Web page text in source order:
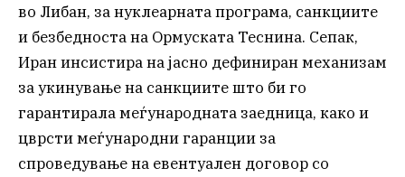
во Либан, за нуклеарната програма, санкциите
и безбедноста на Ормуската Теснина. Сепак,
Иран инсистира на јасно дефиниран механизам
за укинување на санкциите што би го
гарантирала меѓународната заедница, како и
цврсти меѓународни гаранции за
спроведување на евентуален договор со